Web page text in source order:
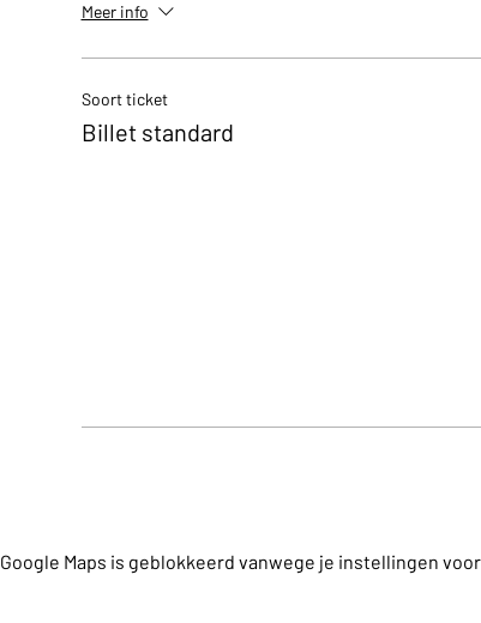
Meer info
Soort ticket
Billet standard
Google Maps is geblokkeerd vanwege je instellingen